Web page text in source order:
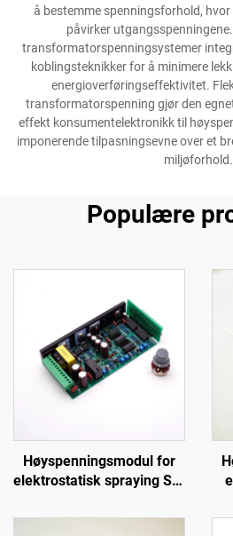
å bestemme spenningsforhold,
påvirker
transformatorspenningsystemer
koblingsteknikker for å minimere
energioverføringseffektivitet.
transformatorspenning gjør den
effekt konsumentelektronikk til
imponerende tilpasningsevne over et
miljøforhold.
Populære
Høyspenningsmodul for
elektrostatisk spraying SX-